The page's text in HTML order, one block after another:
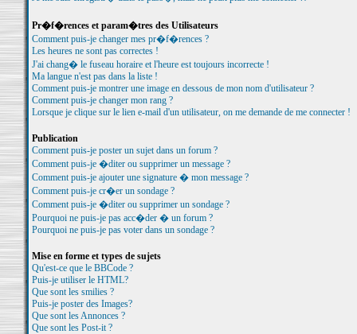
Pr�f�rences et param�tres des Utilisateurs
Comment puis-je changer mes pr�f�rences ?
Les heures ne sont pas correctes !
J'ai chang� le fuseau horaire et l'heure est toujours incorrecte !
Ma langue n'est pas dans la liste !
Comment puis-je montrer une image en dessous de mon nom d'utilisateur ?
Comment puis-je changer mon rang ?
Lorsque je clique sur le lien e-mail d'un utilisateur, on me demande de me connecter !
Publication
Comment puis-je poster un sujet dans un forum ?
Comment puis-je �diter ou supprimer un message ?
Comment puis-je ajouter une signature � mon message ?
Comment puis-je cr�er un sondage ?
Comment puis-je �diter ou supprimer un sondage ?
Pourquoi ne puis-je pas acc�der � un forum ?
Pourquoi ne puis-je pas voter dans un sondage ?
Mise en forme et types de sujets
Qu'est-ce que le BBCode ?
Puis-je utiliser le HTML?
Que sont les smilies ?
Puis-je poster des Images?
Que sont les Annonces ?
Que sont les Post-it ?